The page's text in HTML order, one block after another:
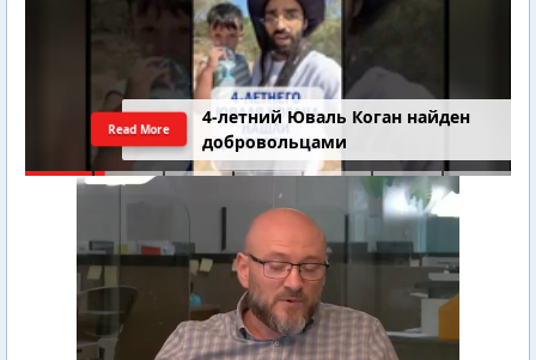
4-летний Юваль Коган найден
добровольцами
Read More